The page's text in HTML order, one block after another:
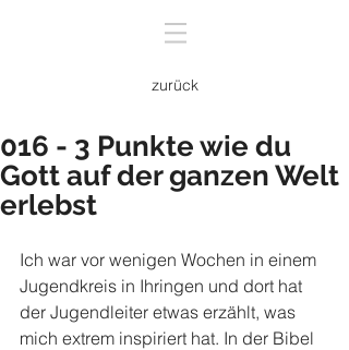
zurück
016 - 3 Punkte wie du
Gott auf der ganzen Welt
erlebst
Ich war vor wenigen Wochen in einem
Jugendkreis in Ihringen und dort hat
der Jugendleiter etwas erzählt, was
mich extrem inspiriert hat. In der Bibel